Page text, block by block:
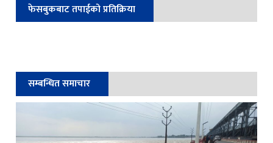
फेसबुकबाट तपाईको प्रतिक्रिया
सम्बन्धित समाचार